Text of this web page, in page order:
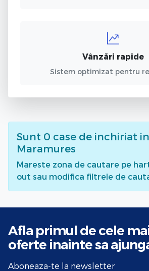
Vânzări rapide
Sistem optimizat pentru
Sunt 0 case de inchiriat
Maramures
Mareste zona de cautare pe
out sau modifica filtrele de
Afla primul de cele
oferte inainte sa
Aboneaza-te la newsletter